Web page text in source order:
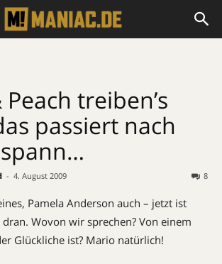
treiben’s
passiert nach
- 4. August 2009 8
Pamela Anderson auch – jetzt ist
dran. Wovon wir sprechen? Von einem
Glückliche ist? Mario natürlich!